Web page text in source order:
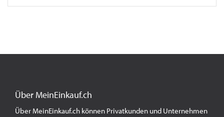
Über MeinEinkauf.ch
Über MeinEinkauf.ch können Privatkunden und Unternehmen